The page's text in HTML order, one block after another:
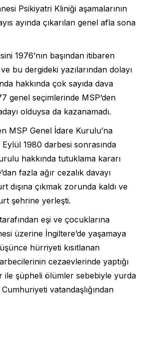
Psikiyatri Kliniği aşamalarının
ayında çıkarılan genel afla sona
1976’nın başından itibaren
bu dergideki yazılarından dolayı
hakkında çok sayıda dava
genel seçimlerinde MSP’den
olduysa da kazanamadı.
MSP Genel İdare Kurulu’na
Eylül 1980 darbesi sonrasında
hakkında tutuklama kararı
fazla ağır cezalık davayı
dışına çıkmak zorunda kaldı ve
şehrine yerleşti.
eşi ve çocuklarına
üzerine İngiltere’de yaşamaya
hürriyeti kısıtlanan
cezaevlerinde yaptığı
ile şüpheli ölümler sebebiyle yurda
vatandaşlığından